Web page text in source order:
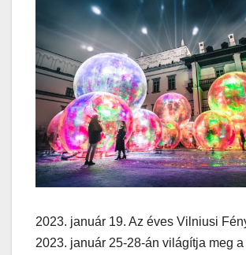
2023. január 19. Az éves Vilniusi
2023. január 25-28-án világítja meg a